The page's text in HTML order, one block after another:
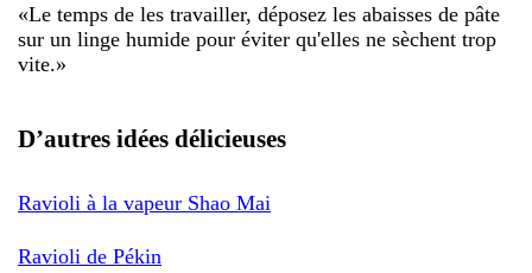
«Le temps de les travailler, déposez les abaisses de pâte
sur un linge humide pour éviter qu'elles ne sèchent trop
vite.»
D’autres idées délicieuses
Ravioli à la vapeur Shao Mai
Ravioli de Pékin